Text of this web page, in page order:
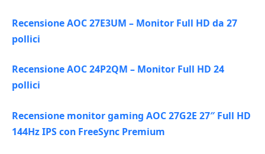
Recensione AOC 27E3UM – Monitor Full HD da 27
pollici
Recensione AOC 24P2QM – Monitor Full HD 24
pollici
Recensione monitor gaming AOC 27G2E 27″ Full HD
144Hz IPS con FreeSync Premium